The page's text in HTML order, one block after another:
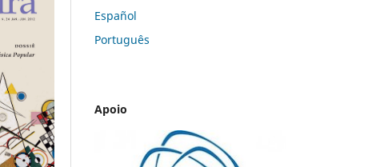
Español
Português
Apoio